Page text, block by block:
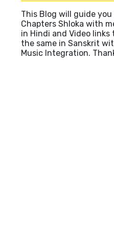
This Blog will guide you
Chapters Shloka with
in Hindi and Video links
the same in Sanskrit
Music Integration.